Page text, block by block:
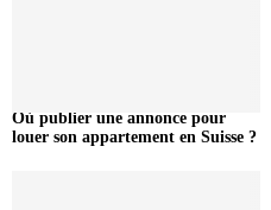
Où publier une annonce pour
louer son appartement en Suisse ?